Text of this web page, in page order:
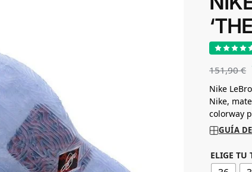
151,90€
Nike
Nike,
colorway
GUÍA
ELIGE TU